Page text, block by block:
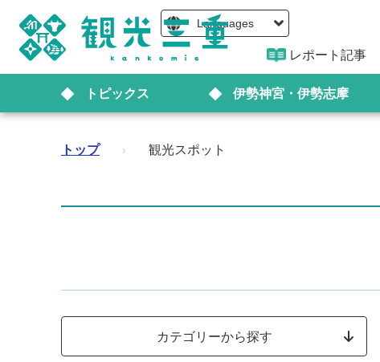
Languages
レポート記事
トピックス 伊勢神宮・伊勢志摩
トップ › 観光スポット
カテゴリーから探す